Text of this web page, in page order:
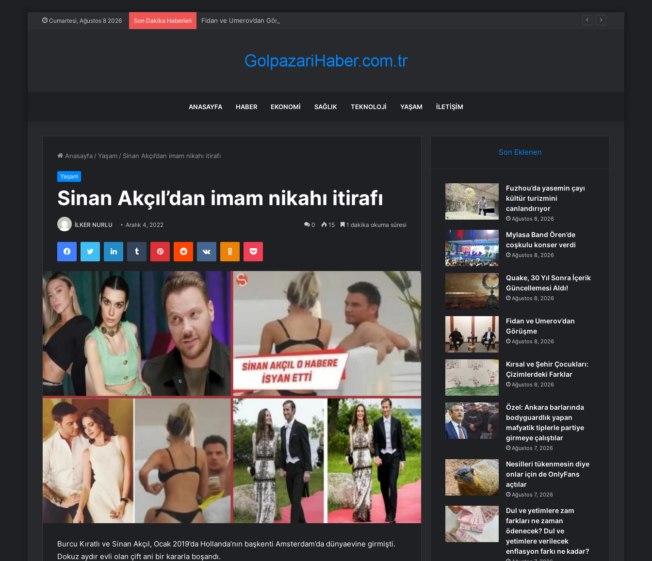
Cumartesi, Ağustos 8 2026 Son Dakika Haberleri Fidan ve Umerov’dan Görüşme
ANASAYFA HABER EKONOMI SAĞLIK TEKNOLOJI YAŞAM İLETIŞIM
Anasayfa /Yaşam / Sinan Akçıl’dan imam nikahı itirafı
Yaşam
Sinan Akçıl’dan imam nikahı itirafı
İLKER NURLU Aralık 4, 2022 0 15 1 dakika okuma süresi
FacebookTwitter LinkedInTumblr PinterestReddit VKontakteOdnoklassniki
Pocket
Burcu Kıratlı ve Sinan Akçıl, Ocak 2019’da Hollanda’nın başkenti Amsterdam’da dünyaevine girmişti.
Dokuz aydır evli olan çift ani bir kararla boşandı.
Son Eklenen
Fuzhou’da yasemin çayı
kültür turizmini
canlandırıyor
Ağustos 8, 2026
Mylasa Band Ören’de
coşkulu konser verdi
Ağustos 8, 2026
Quake, 30 Yıl Sonra İçerik
Güncellemesi Aldı!
Ağustos 8, 2026
Fidan ve Umerov’dan
Görüşme
Ağustos 8, 2026
Kırsal ve Şehir Çocukları:
Çizimlerdeki Farklar
Ağustos 8, 2026
Özel: Ankara barlarında
bodyguardlık yapan
mafyatik tiplerle partiye
girmeye çalıştılar
Ağustos 7, 2026
Nesilleri tükenmesin diye
onlar için de OnlyFans
açtılar
Ağustos 7, 2026
Dul ve yetimlere zam
farkları ne zaman
ödenecek? Dul ve
yetimlere verilecek
enflasyon farkı ne kadar?